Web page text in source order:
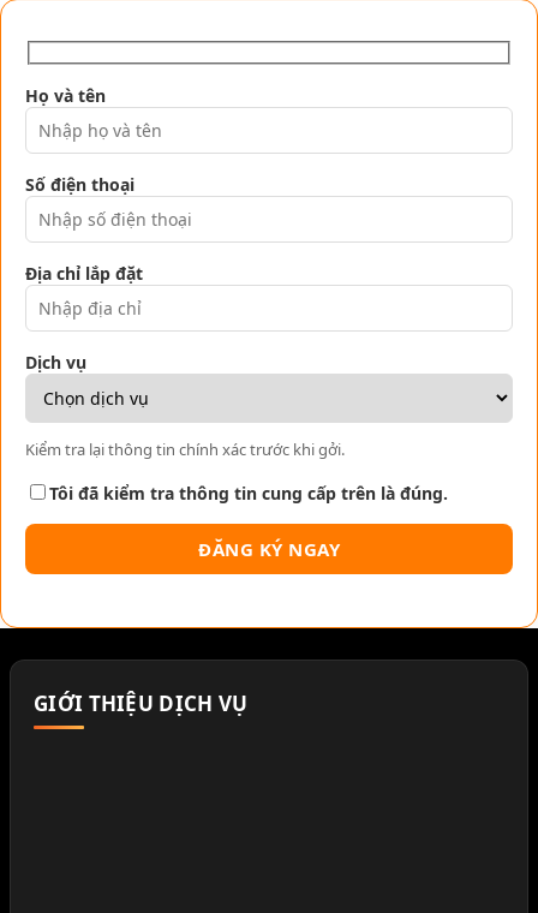
Họ và tên
Số điện thoại
Địa chỉ lắp đặt
Dịch vụ
Kiểm tra lại thông tin chính xác trước khi gởi.
Tôi đã kiểm tra thông tin cung cấp trên là đúng.
GIỚI THIỆU DỊCH VỤ